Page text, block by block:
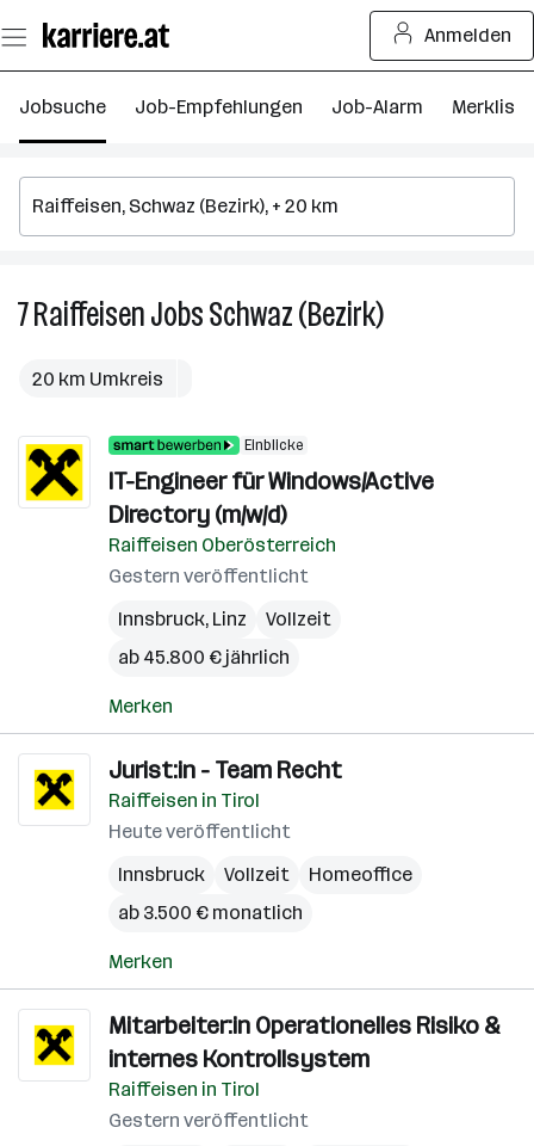
Seiteninhalt
springen
Anmelden
Jobsuche Job-Empfehlungen Job-Alarm Merkliste
7RaiffeisenJobsSchwaz (Bezirk)7
20 km Umkreis
Einblicke
IT-Engineer für Windows/Active
Directory (m/w/d)
Raiffeisen Oberösterreich
Gestern veröffentlicht
Innsbruck, Linz
Vollzeit
ab 45.800 € jährlich
Merken
Jurist:in - Team Recht
Raiffeisen in Tirol
Heute veröffentlicht
Innsbruck
Vollzeit
Homeoffice
ab 3.500 € monatlich
Merken
Mitarbeiter:in Operationelles Risiko &
internes Kontrollsystem
Raiffeisen in Tirol
Gestern veröffentlicht